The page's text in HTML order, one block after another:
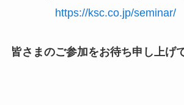
https://ksc.co.jp/seminar/
皆さまのご参加をお待ち申し上げ